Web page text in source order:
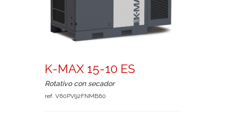
K-MAX 15-10 ES
Rotativo con secador
ref. V60PV92FNMB60